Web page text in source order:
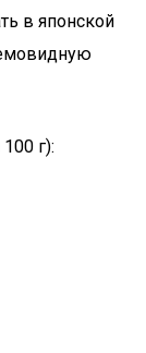
в японской
г):